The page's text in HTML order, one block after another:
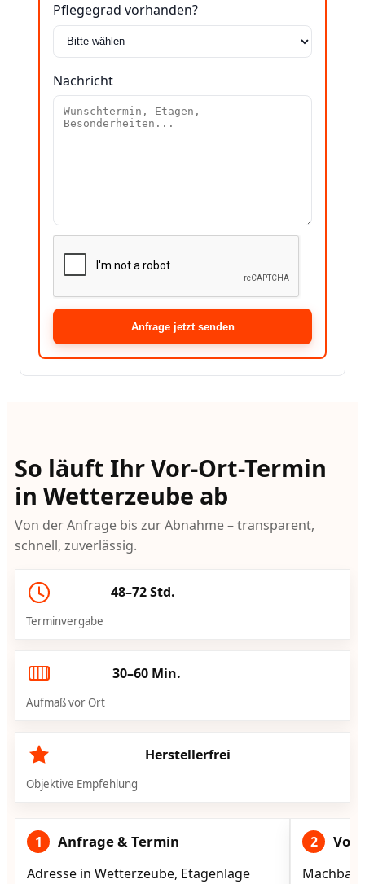
Pflegegrad vorhanden?
Nachricht
Anfrage jetzt senden
So läuft Ihr Vor-Ort-Termin
in Wetterzeube ab
Von der Anfrage bis zur Abnahme – transparent,
schnell, zuverlässig.
48–72 Std.
Terminvergabe
30–60 Min.
Aufmaß vor Ort
Herstellerfrei
Objektive Empfehlung
1 Anfrage & Termin
Adresse in Wetterzeube, Etagenlage
2